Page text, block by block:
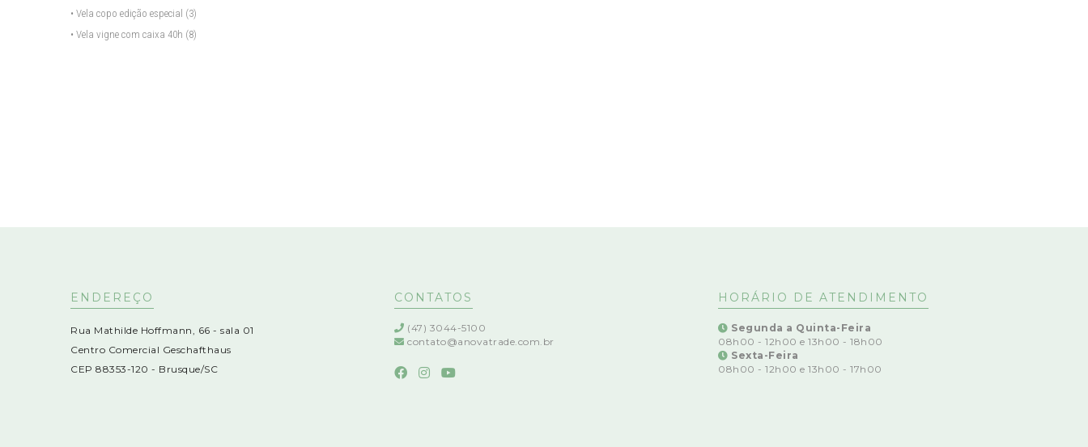
• Vela copo edição especial (3)
• Vela vigne com caixa 40h (8)
ENDEREÇO
Rua Mathilde Hoffmann, 66 - sala 01
Centro Comercial Geschafthaus
CEP 88353-120 - Brusque/SC
CONTATOS
(47) 3044-5100
contato@anovatrade.com.br
HORÁRIO DE ATENDIMENTO
Segunda a Quinta-Feira
08h00 - 12h00 e 13h00 - 18h00
Sexta-Feira
08h00 - 12h00 e 13h00 - 17h00